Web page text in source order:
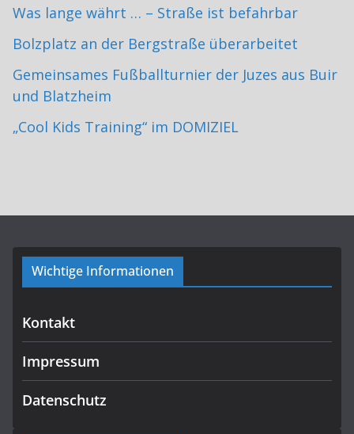
Was lange währt … – Straße ist befahrbar
Bolzplatz an der Bergstraße überarbeitet
Gemeinsames Fußballturnier der Juzes aus Buir
und Blatzheim
„Cool Kids Training“ im DOMIZIEL
Wichtige Informationen
Kontakt
Impressum
Datenschutz